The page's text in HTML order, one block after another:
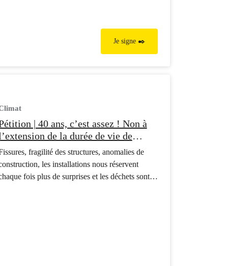
Je signe ✒️
| 40 ans, c’est assez ! Non à
de la durée de vie de
fragilité des structures, anomalies de
les installations nous réservent
fois plus de surprises et les déchets sont